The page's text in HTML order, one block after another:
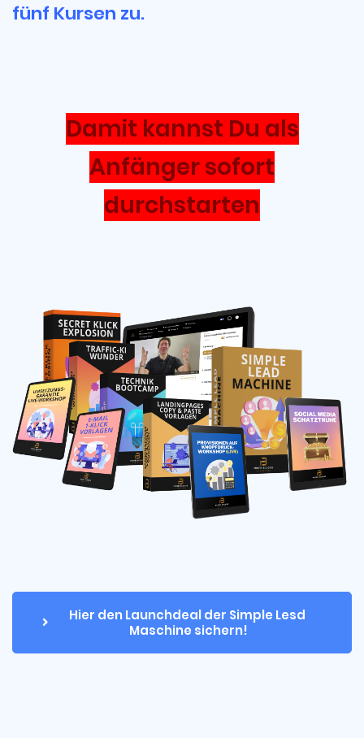
fünf Kursen zu.
Damit kannst Du als
Anfänger sofort
durchstarten
Hier den Launchdeal der Simple Lesd
Maschine sichern!